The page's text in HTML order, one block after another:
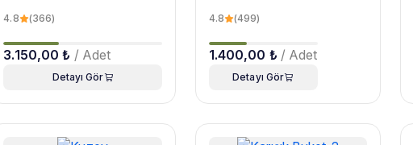
4.8 (366)
3.150,00 ₺ / Adet
Detayı Gör
4.8 (499)
1.400,00 ₺ / Adet
Detayı Gör